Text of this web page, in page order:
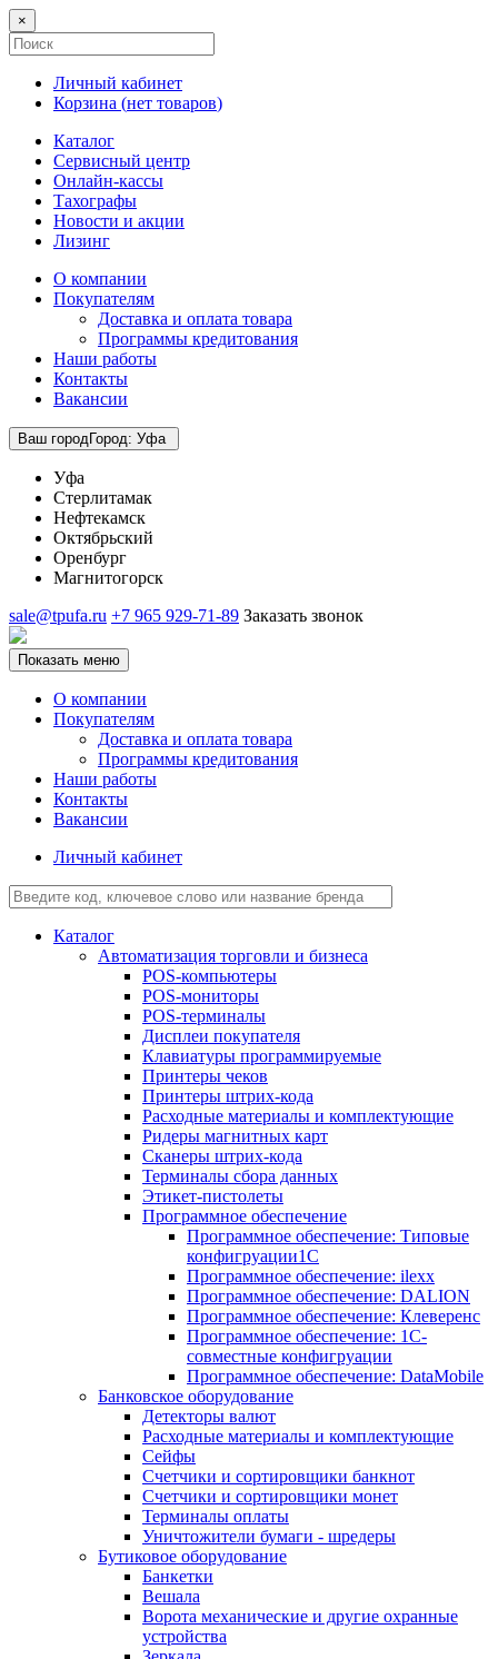
×
Личный кабинет
Корзина (нет товаров)
Каталог
Сервисный центр
Онлайн-кассы
Тахографы
Новости и акции
Лизинг
О компании
Покупателям
Доставка и оплата товара
Программы кредитования
Наши работы
Контакты
Вакансии
Ваш городГород: Уфа
Уфа
Стерлитамак
Нефтекамск
Октябрьский
Оренбург
Магнитогорск
sale@tpufa.ru +7 965 929-71-89 Заказать звонок
Показать меню
О компании
Покупателям
Доставка и оплата товара
Программы кредитования
Наши работы
Контакты
Вакансии
Личный кабинет
Каталог
Автоматизация торговли и бизнеса
POS-компьютеры
POS-мониторы
POS-терминалы
Дисплеи покупателя
Клавиатуры программируемые
Принтеры чеков
Принтеры штрих-кода
Расходные материалы и комплектующие
Ридеры магнитных карт
Сканеры штрих-кода
Терминалы сбора данных
Этикет-пистолеты
Программное обеспечение
Программное обеспечение: Типовые
конфигруации1С
Программное обеспечение: ilexx
Программное обеспечение: DALION
Программное обеспечение: Клеверенс
Программное обеспечение: 1С-
совместные конфигруации
Программное обеспечение: DataMobile
Банковское оборудование
Детекторы валют
Расходные материалы и комплектующие
Сейфы
Счетчики и сортировщики банкнот
Счетчики и сортировщики монет
Терминалы оплаты
Уничтожители бумаги - шредеры
Бутиковое оборудование
Банкетки
Вешала
Ворота механические и другие охранные
устройства